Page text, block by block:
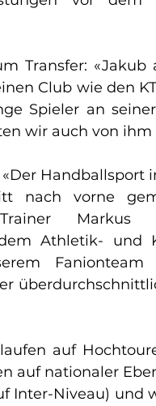
Transfer: «Jakub
Club wie den
Spieler an
wir auch von ihm
Handballsport
nach vorne
Markus
Athletik- und
Fanionteam
auf
auf nationaler
Inter-Niveau) und